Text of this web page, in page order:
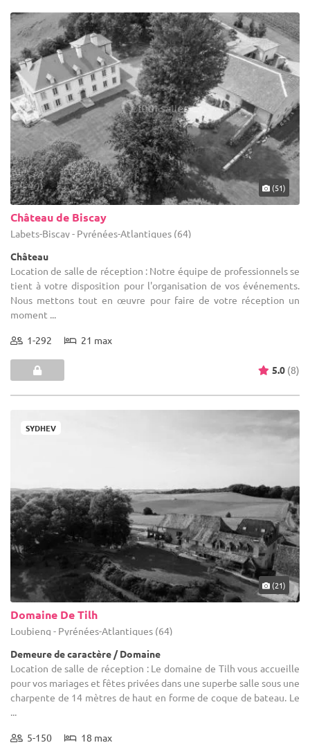
(51)
Château de Biscay
Labets-Biscay - Pyrénées-Atlantiques (64)
Château
Location de salle de réception : Notre équipe de professionnels se
tient à votre disposition pour l'organisation de vos événements.
Nous mettons tout en œuvre pour faire de votre réception un
moment ...
1-292 21 max
5.0 (8)
SYDHEV
(21)
Domaine De Tilh
Loubieng - Pyrénées-Atlantiques (64)
Demeure de caractère / Domaine
Location de salle de réception : Le domaine de Tilh vous accueille
pour vos mariages et fêtes privées dans une superbe salle sous une
charpente de 14 mètres de haut en forme de coque de bateau. Le
...
5-150 18 max